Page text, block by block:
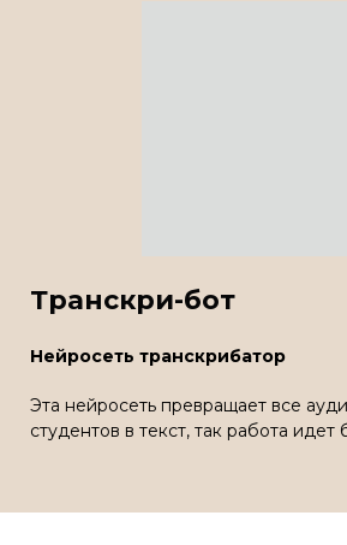
Транскри-бот
Нейросеть транскрибатор
Эта нейросеть превращает все
студентов в текст, так работа идет